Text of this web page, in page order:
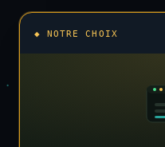
◆ NOTRE CHOIX